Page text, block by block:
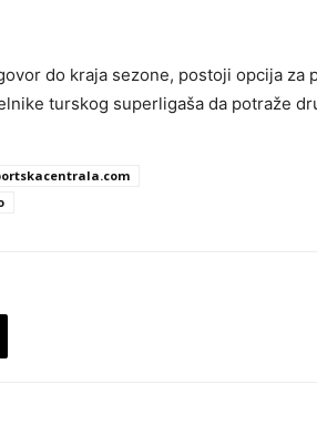
do kraja sezone, postoji opcija
turskog superligaša da potraže